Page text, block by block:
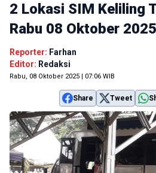
2 Lokasi SIM Keliling
Rabu 08 Oktober 2025
Reporter: Farhan
Editor: Redaksi
Rabu, 08 Oktober 2025 | 07:06 WIB
Share Tweet